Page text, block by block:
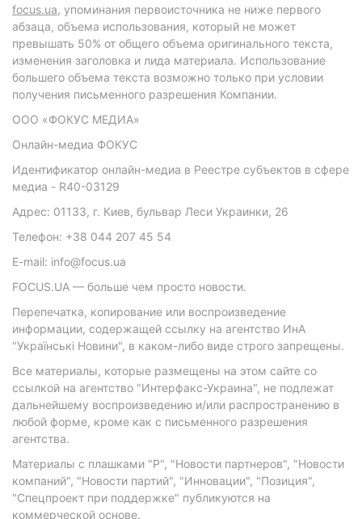
focus.ua, упоминания первоисточника не ниже первого
абзаца, объема использования, который не может
превышать 50% от общего объема оригинального текста,
изменения заголовка и лида материала. Использование
большего объема текста возможно только при условии
получения письменного разрешения Компании.
ООО «ФОКУС МЕДИА»
Онлайн-медиа ФОКУС
Идентификатор онлайн-медиа в Реестре субъектов в сфере
медиа - R40-03129
Адрес: 01133, г. Киев, бульвар Леси Украинки, 26
Телефон: +38 044 207 45 54
E-mail: info@focus.ua
FOCUS.UA — больше чем просто новости.
Перепечатка, копирование или воспроизведение
информации, содержащей ссылку на агентство ИнА
"Українські Новини", в каком-либо виде строго запрещены.
Все материалы, которые размещены на этом сайте со
ссылкой на агентство "Интерфакс-Украина", не подлежат
дальнейшему воспроизведению и/или распространению в
любой форме, кроме как с письменного разрешения
агентства.
Материалы с плашками "Р", "Новости партнеров", "Новости
компаний", "Новости партий", "Инновации", "Позиция",
"Спецпроект при поддержке" публикуются на
коммерческой основе.